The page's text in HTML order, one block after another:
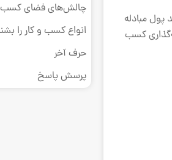
پول مبادله
کسب
چالش‌های فضای کسب و
انواع کسب و کار را
حرف آخر
پرسش پاسخ